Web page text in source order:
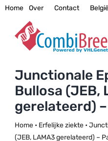
Ga
inhoud
Home Over Contact
Junctionale
Bullosa (JEB,
gerelateerd)
Home• Erfelijke ziekte•
(JEB, LAMA3 gerelateerd) –